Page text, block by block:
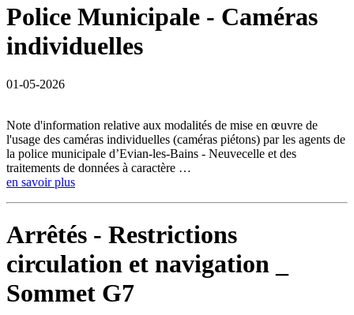
Police Municipale - Caméras
individuelles
01-05-2026
Note d'information relative aux modalités de mise en œuvre de
l'usage des caméras individuelles (caméras piétons) par les agents de
la police municipale d’Evian-les-Bains - Neuvecelle et des
traitements de données à caractère …
en savoir plus
Arrêtés - Restrictions
circulation et navigation _
Sommet G7